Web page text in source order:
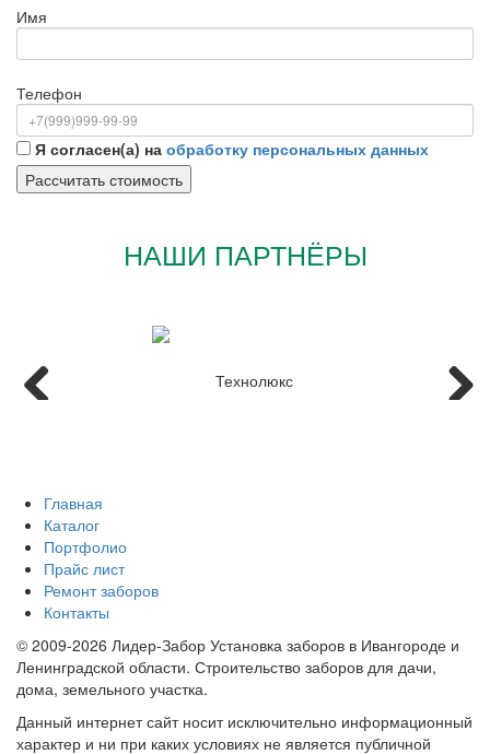
Имя
Телефон
Я согласен(а) на обработку персональных данных
НАШИ ПАРТНЁРЫ
Главная
Каталог
Портфолио
Прайс лист
Ремонт заборов
Контакты
© 2009-2026 Лидер-Забор Установка заборов в Ивангороде и
Ленинградской области. Строительство заборов для дачи,
дома, земельного участка.
Данный интернет сайт носит исключительно информационный
характер и ни при каких условиях не является публичной